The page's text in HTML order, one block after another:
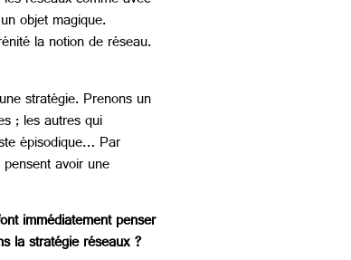
objet magique.
la notion de réseau.
stratégie. Prenons un
; les autres qui
épisodique… Par
avoir une
immédiatement penser
la stratégie réseaux ?